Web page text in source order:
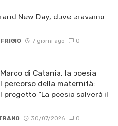
New Day, dove eravamo
7 giorni ago 0
di Catania, la poesia
percorso della maternità:
progetto “La poesia salverà il
30/07/2026 0